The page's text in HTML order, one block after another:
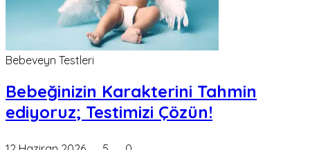
Bebeveyn Testleri
Bebeğinizin Karakterini Tahmin
ediyoruz; Testimizi Çözün!